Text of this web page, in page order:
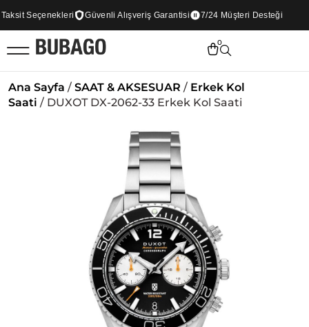
Seçenekleri Güvenli Alışveriş Garantisi 7/24 Müşteri Desteği
0
Ana Sayfa / SAAT & AKSESUAR / Erkek Kol
Saati / DUXOT DX-2062-33 Erkek Kol Saati